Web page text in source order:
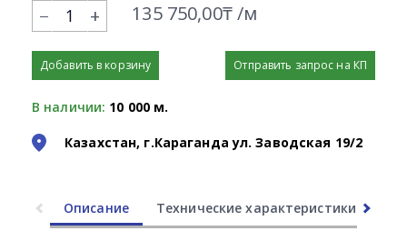
+ 135 750,00₸ /м
Добавить в корзину Отправить запрос на КП
В наличии: 10 000 м.
Казахстан, г.Караганда ул. Заводская 19/2
Описание Технические характеристики